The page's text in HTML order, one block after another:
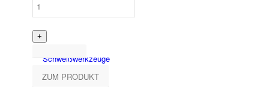
Schweiß­werk­zeuge
ZUM PRODUKT